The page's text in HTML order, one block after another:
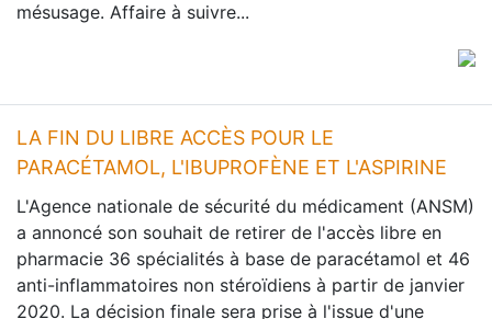
mésusage. Affaire à suivre...
LA FIN DU LIBRE ACCÈS POUR LE
PARACÉTAMOL, L'IBUPROFÈNE ET L'ASPIRINE
L'Agence nationale de sécurité du médicament (ANSM)
a annoncé son souhait de retirer de l'accès libre en
pharmacie 36 spécialités à base de paracétamol et 46
anti-inflammatoires non stéroïdiens à partir de janvier
2020. La décision finale sera prise à l'issue d'une